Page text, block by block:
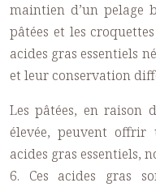
maintien d’un pelage
pâtées et les
acides gras essentiels
et leur conservation
Les pâtées, en raison
élevée, peuvent offrir
acides gras essentiels,
6. Ces acides gras